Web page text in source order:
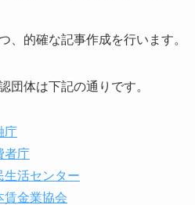
、的確な記事作成を行います。
団体は下記の通りです。
庁
者庁
生活センター
賃金業協会